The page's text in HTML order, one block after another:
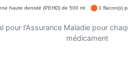
haute densité (PEHD) de 500 ml 1 flacon(s)
pour l'Assurance Maladie pour
médicament